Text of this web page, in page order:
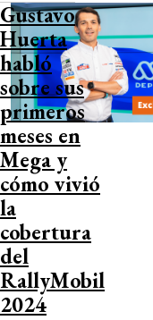
Gustavo
Huerta
habló
sobre sus
primeros
meses en
Mega y
cómo vivió
la
cobertura
del
RallyMobil
2024